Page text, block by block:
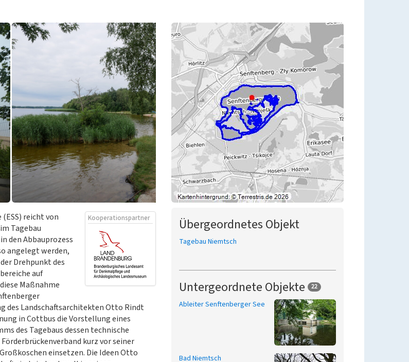
Kooperationspartner
reicht von
Tagebau
den Abbauprozess
angelegt werden,
Drehpunkt des
auf
Maßnahme
des Landschaftsarchitekten Otto Rindt
in Cottbus die Vorstellung eines
des Tagebaus dessen technische
kurz vor seiner
einsetzen. Die Ideen Otto
Übergeordnetes Objekt
Tagebau Niemtsch
Untergeordnete Objekte 22
Ableiter Senftenberger See
Bad Niemtsch